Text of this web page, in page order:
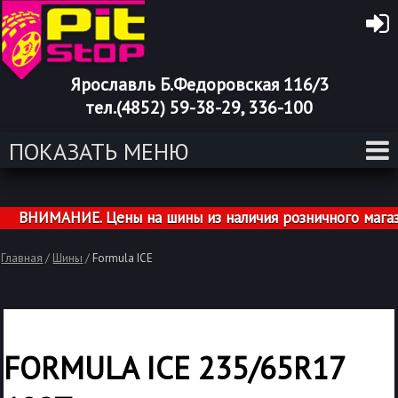
Ярославль Б.Федоровская 116/3
тел.(4852) 59-38-29, 336-100
ПОКАЗАТЬ МЕНЮ
Цены на шины из наличия розничного
Главная / Шины / Formula ICE
FORMULA ICE 235/65R17